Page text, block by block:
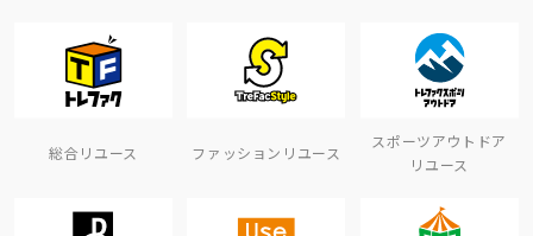
総合リユース ファッションリユース
スポーツアウトドア
リユース